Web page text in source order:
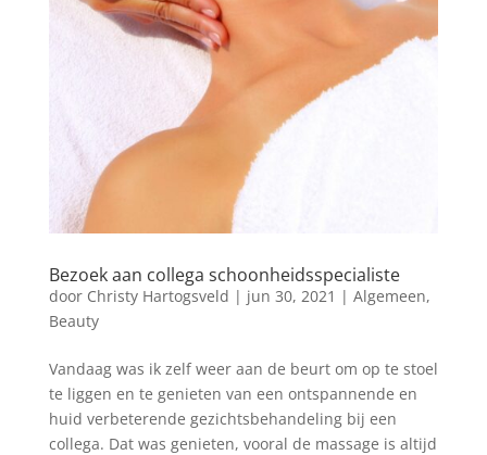
Bezoek aan collega schoonheidsspecialiste
door Christy Hartogsveld | jun 30, 2021 | Algemeen,
Beauty
Vandaag was ik zelf weer aan de beurt om op te stoel
te liggen en te genieten van een ontspannende en
huid verbeterende gezichtsbehandeling bij een
collega. Dat was genieten, vooral de massage is altijd